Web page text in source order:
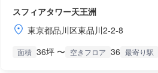
スフィアタワー天王洲
東京都品川区東品川2-2-8
面積 36坪 〜 空きフロア 36 最寄り駅